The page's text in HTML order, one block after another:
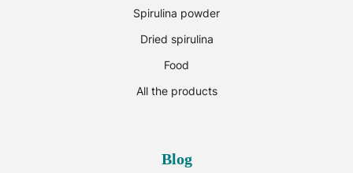
Spirulina powder
Dried spirulina
Food
All the products
Blog